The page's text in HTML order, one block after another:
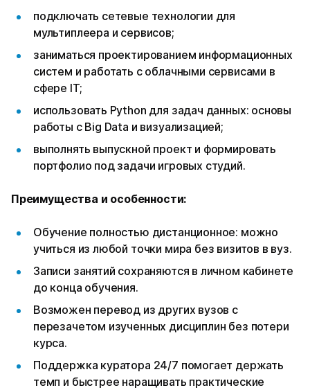
подключать сетевые технологии для
мультиплеера и сервисов;
заниматься проектированием информационных
систем и работать с облачными сервисами в
сфере IT;
использовать Python для задач данных: основы
работы с Big Data и визуализацией;
выполнять выпускной проект и формировать
портфолио под задачи игровых студий.
Преимущества и особенности:
Обучение полностью дистанционное: можно
учиться из любой точки мира без визитов в вуз.
Записи занятий сохраняются в личном кабинете
до конца обучения.
Возможен перевод из других вузов с
перезачетом изученных дисциплин без потери
курса.
Поддержка куратора 24/7 помогает держать
темп и быстрее наращивать практические